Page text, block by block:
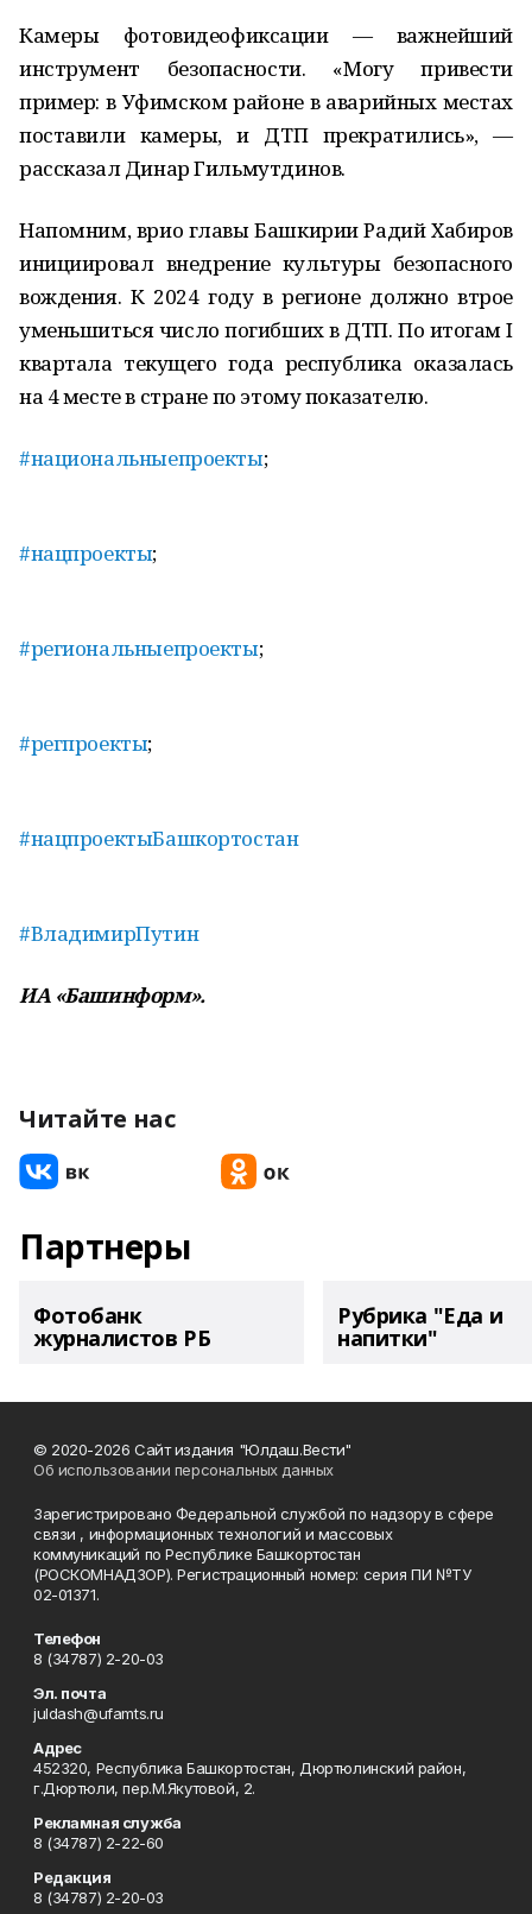
Камеры фотовидеофиксации — важнейший
инструмент безопасности. «Могу привести
пример: в Уфимском районе в аварийных местах
поставили камеры, и ДТП прекратились», —
рассказал Динар Гильмутдинов.
Напомним, врио главы Башкирии Радий Хабиров
инициировал внедрение культуры безопасного
вождения. К 2024 году в регионе должно втрое
уменьшиться число погибших в ДТП. По итогам I
квартала текущего года республика оказалась
на 4 месте в стране по этому показателю.
#национальныепроекты;
#нацпроекты;
#региональныепроекты;
#регпроекты;
#нацпроектыБашкортостан
#ВладимирПутин
ИА «Башинформ».
Читайте нас
Партнеры
Фотобанк
журналистов РБ
Рубрика "Еда и
напитки"
© 2020-2026 Сайт издания "Юлдаш.Вести"
Об использовании персональных данных
Зарегистрировано Федеральной службой по надзору в сфере
связи , информационных технологий и массовых
коммуникаций по Республике Башкортостан
(РОСКОМНАДЗОР). Регистрационный номер: серия ПИ №ТУ
02-01371.
Телефон
8 (34787) 2-20-03
Эл. почта
juldash@ufamts.ru
Адрес
452320, Республика Башкортостан, Дюртюлинский район,
г.Дюртюли, пер.М.Якутовой, 2.
Рекламная служба
8 (34787) 2-22-60
Редакция
8 (34787) 2-20-03